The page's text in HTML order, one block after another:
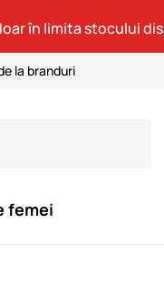
în limita stocului
la branduri
femei